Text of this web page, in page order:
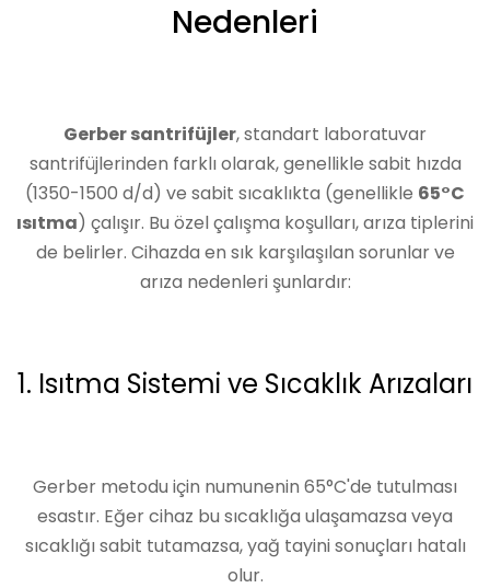
Nedenleri
Gerber santrifüjler, standart laboratuvar
santrifüjlerinden farklı olarak, genellikle sabit hızda
(1350-1500 d/d) ve sabit sıcaklıkta (genellikle 65°C
ısıtma) çalışır. Bu özel çalışma koşulları, arıza tiplerini
de belirler. Cihazda en sık karşılaşılan sorunlar ve
arıza nedenleri şunlardır:
1. Isıtma Sistemi ve Sıcaklık Arızaları
Gerber metodu için numunenin 65°C'de tutulması
esastır. Eğer cihaz bu sıcaklığa ulaşamazsa veya
sıcaklığı sabit tutamazsa, yağ tayini sonuçları hatalı
olur.